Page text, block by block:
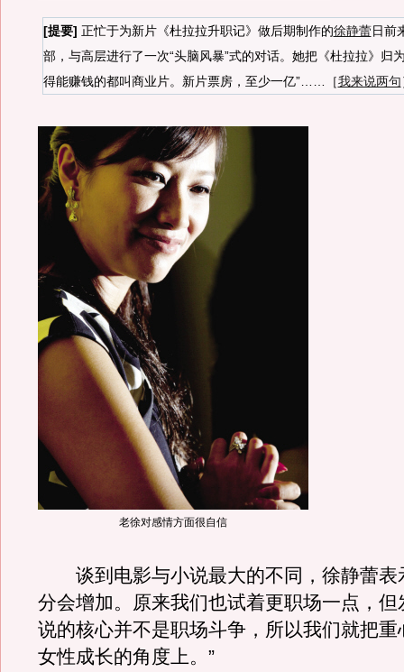
[提要] 正忙于为新片《杜拉拉升职记》做后期制作的徐静蕾日前
部，与高层进行了一次“头脑风暴”式的对话。她把《杜拉拉》归
得能赚钱的都叫商业片。新片票房，至少一亿”……［我来说两句
老徐对感情方面很自信
谈到电影与小说最大的不同，徐静蕾表
分会增加。原来我们也试着更职场一点，但
说的核心并不是职场斗争，所以我们就把重
女性成长的角度上。”